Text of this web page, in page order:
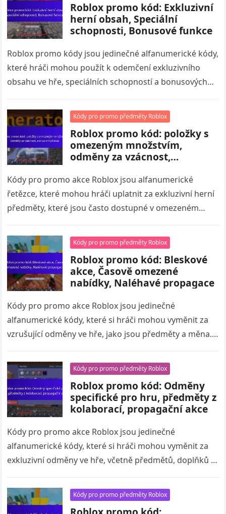
Roblox promo kód: Exkluzivní
herní obsah, Speciální
schopnosti, Bonusové funkce
Roblox promo kódy jsou jedinečné alfanumerické kódy,
které hráči mohou použít k odemčení exkluzivního
obsahu ve hře, speciálních schopností a bonusových
Kódy pro promo předměty Roblox
Roblox promo kód: položky s
omezeným množstvím,
odměny za vzácnost,
Kódy pro promo akce Roblox jsou alfanumerické
řetězce, které mohou hráči uplatnit za exkluzivní herní
předměty, které jsou často dostupné v omezeném
Kódy pro promo předměty Roblox
Roblox promo kód: Bleskové
akce, Časově omezené
nabídky, Naléhavé propagace
Kódy pro promo akce Roblox jsou jedinečné
alfanumerické kódy, které si hráči mohou vyměnit za
vzrušující odměny ve hře, jako jsou předměty a měna.
Kódy pro promo předměty Roblox
Roblox promo kód: Odměny
specifické pro hru, předměty z
kolaborací, propagační akce
Kódy pro promo akce Roblox jsou jedinečné
alfanumerické kódy, které si hráči mohou vyměnit za
exkluzivní odměny ve hře, včetně předmětů, doplňků a
Kódy pro promo předměty Roblox